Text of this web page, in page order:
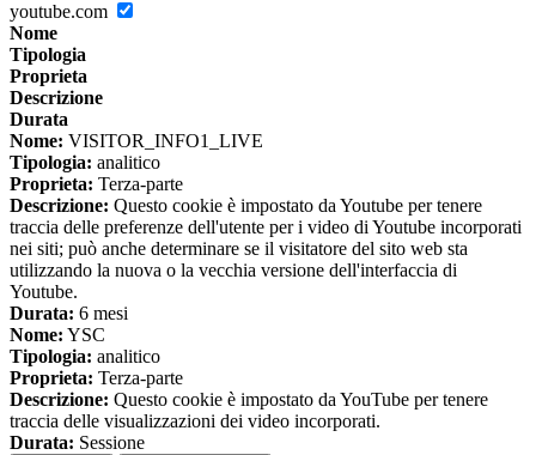
youtube.com
Nome
Tipologia
Proprieta
Descrizione
Durata
Nome: VISITOR_INFO1_LIVE
Tipologia: analitico
Proprieta: Terza-parte
Descrizione: Questo cookie è impostato da Youtube per tenere
traccia delle preferenze dell'utente per i video di Youtube incorporati
nei siti; può anche determinare se il visitatore del sito web sta
utilizzando la nuova o la vecchia versione dell'interfaccia di
Youtube.
Durata: 6 mesi
Nome: YSC
Tipologia: analitico
Proprieta: Terza-parte
Descrizione: Questo cookie è impostato da YouTube per tenere
traccia delle visualizzazioni dei video incorporati.
Durata: Sessione